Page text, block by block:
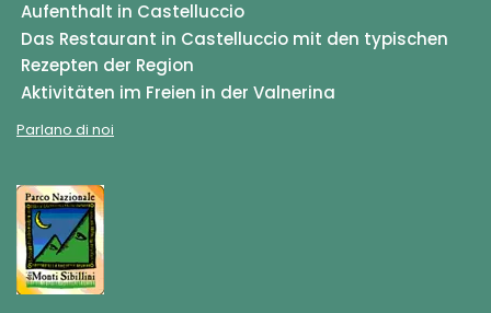
Aufenthalt in Castelluccio
Das Restaurant in Castelluccio mit den typischen
Rezepten der Region
Aktivitäten im Freien in der Valnerina
Parlano di noi